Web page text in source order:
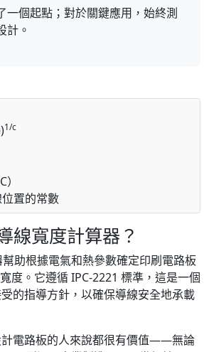
一個起點；對於關鍵應用，始終測
計。
1/c
置的常數
線寬度計算器？
助根據電氣和熱參數確定印刷電路板
寬度。它遵循 IPC-2221 標準，這是一個
的指導方針，以確保導線安全地承載
電路板的人來說都很有價值——無論